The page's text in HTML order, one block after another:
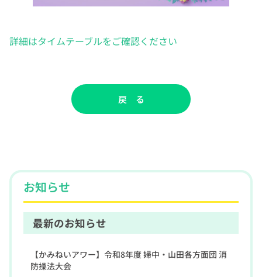
詳細はタイムテーブルをご確認ください
戻 る
お知らせ
最新のお知らせ
【かみねいアワー】令和8年度 婦中・山田各方面団 消
防操法大会